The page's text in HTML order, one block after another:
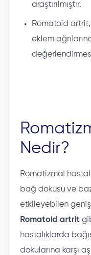
araştırılmıştır.
Romatoid
eklem
Nedir?
Romatizmal
bağ dokusu ve
etkileyebilen
Romatoid artrit
hastalıklarda
dokularına karşı